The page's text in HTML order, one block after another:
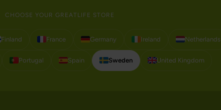
CHOOSE YOUR GREATLIFE STORE
Finland France Germany Ireland Netherlands
Portugal Spain Sweden United Kingdom